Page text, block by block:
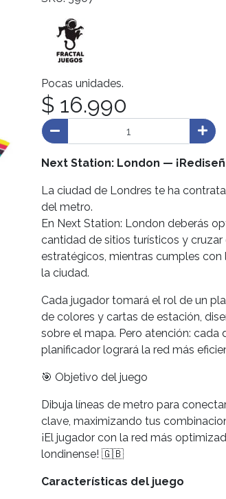
Pocas unidades.
$ 16.990
Next Station: London —
La ciudad de Londres te ha
del metro.
En Next Station: London deberás
cantidad de sitios turísticos y
estratégicos, mientras cumples
la ciudad.
Cada jugador tomará el rol de un
de colores y cartas de estación,
sobre el mapa. Pero atención: cada
planificador logrará la red más
🎯 Objetivo del juego
Dibuja líneas de metro para
clave, maximizando tus
¡El jugador con la red más
londinense! 🇬🇧
Características del juego